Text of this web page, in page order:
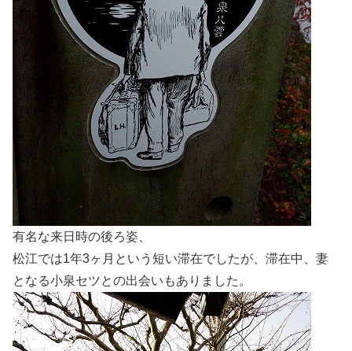
有名な来日時の後ろ姿、
松江では1年3ヶ月という短い滞在でしたが、滞在中、妻
となる小泉セツとの出会いもありました。